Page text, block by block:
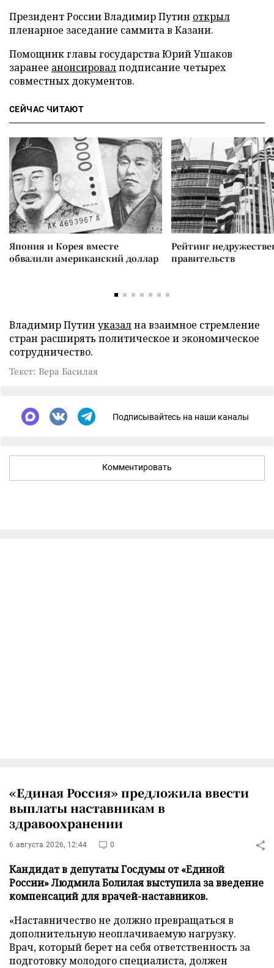
Президент России Владимир Путин открыл
пленарное заседание саммита в Казани.
Помощник главы государства Юрий Ушаков
заранее анонсировалподписание четырех
совместных документов.
СЕЙЧАС ЧИТАЮТ
Япония и Корея вместе
обвалили американский доллар
Рейтинг
правительств
Владимир Путин указална взаимное стремление
стран расширять политическое и экономическое
сотрудничество.
Текст: Вера Басилая
Подписывайтесь на наши каналы
Комментировать
«Единая Россия» предложила ввести
выплаты наставникам в
здравоохранении
6 августа 2026, 12:44 0
Кандидат в депутаты Госдумы от «Единой
России» Людмила Болилая выступила за введение
компенсаций для врачей-наставников.
«Наставничество не должно превращаться в
дополнительную неоплачиваемую нагрузку.
Врач, который берет на себя ответственность за
подготовку молодого специалиста, должен